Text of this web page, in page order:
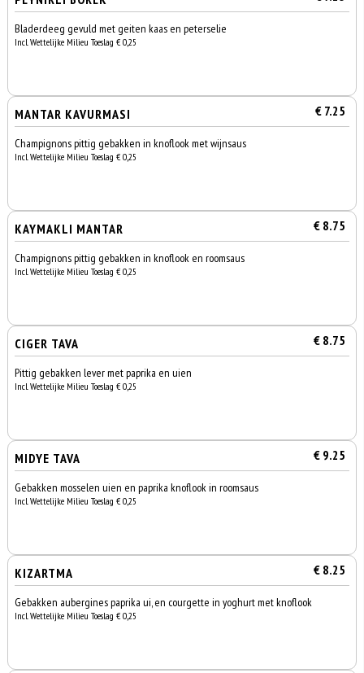
Bladerdeeg gevuld met geiten kaas en peterselie
Incl. Wettelijke Milieu Toeslag € 0,25
MANTAR KAVURMASI € 7.25
Champignons pittig gebakken in knoflook met wijnsaus
Incl. Wettelijke Milieu Toeslag € 0,25
KAYMAKLI MANTAR € 8.75
Champignons pittig gebakken in knoflook en roomsaus
Incl. Wettelijke Milieu Toeslag € 0,25
CIGER TAVA € 8.75
Pittig gebakken lever met paprika en uien
Incl. Wettelijke Milieu Toeslag € 0,25
MIDYE TAVA € 9.25
Gebakken mosselen uien en paprika knoflook in roomsaus
Incl. Wettelijke Milieu Toeslag € 0,25
KIZARTMA € 8.25
Gebakken aubergines paprika ui, en courgette in yoghurt met knoflook
Incl. Wettelijke Milieu Toeslag € 0,25